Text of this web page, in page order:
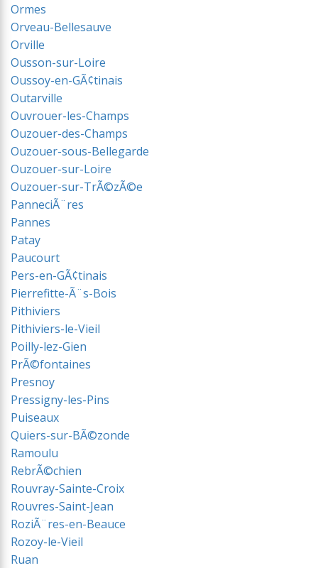
Ormes
Orveau-Bellesauve
Orville
Ousson-sur-Loire
Oussoy-en-GÃ¢tinais
Outarville
Ouvrouer-les-Champs
Ouzouer-des-Champs
Ouzouer-sous-Bellegarde
Ouzouer-sur-Loire
Ouzouer-sur-TrÃ©zÃ©e
PanneciÃ¨res
Pannes
Patay
Paucourt
Pers-en-GÃ¢tinais
Pierrefitte-Ã¨s-Bois
Pithiviers
Pithiviers-le-Vieil
Poilly-lez-Gien
PrÃ©fontaines
Presnoy
Pressigny-les-Pins
Puiseaux
Quiers-sur-BÃ©zonde
Ramoulu
RebrÃ©chien
Rouvray-Sainte-Croix
Rouvres-Saint-Jean
RoziÃ¨res-en-Beauce
Rozoy-le-Vieil
Ruan